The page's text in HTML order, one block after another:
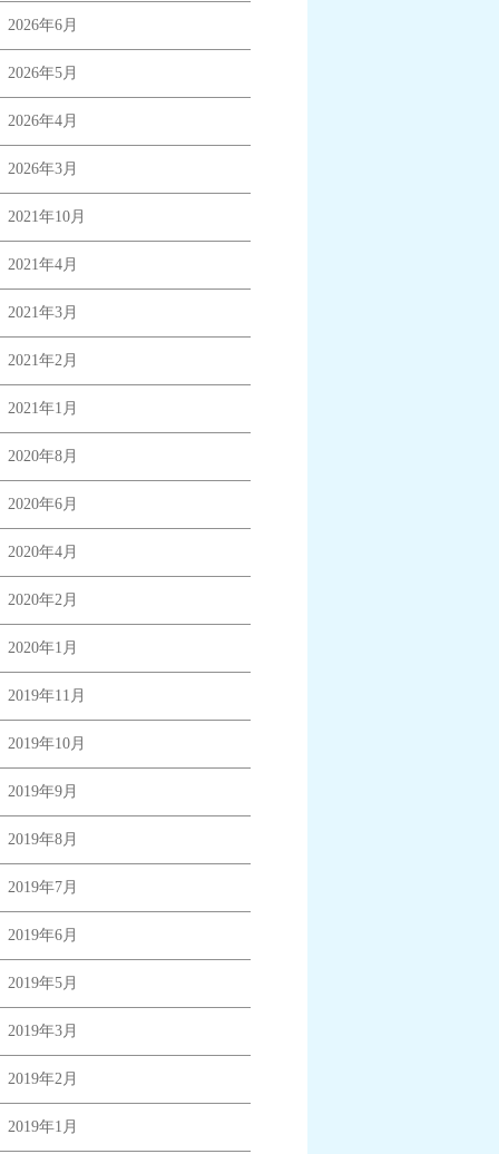
2026年6月
2026年5月
2026年4月
2026年3月
2021年10月
2021年4月
2021年3月
2021年2月
2021年1月
2020年8月
2020年6月
2020年4月
2020年2月
2020年1月
2019年11月
2019年10月
2019年9月
2019年8月
2019年7月
2019年6月
2019年5月
2019年3月
2019年2月
2019年1月